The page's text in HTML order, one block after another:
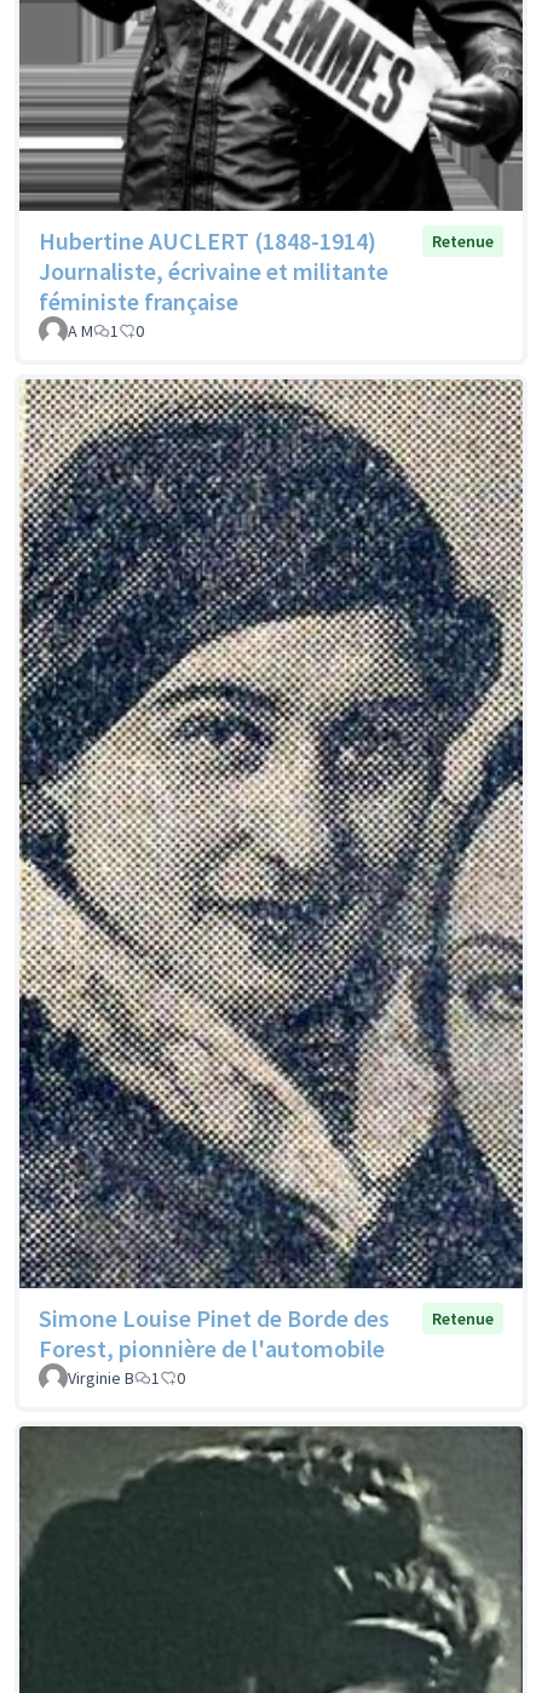
Hubertine AUCLERT (1848-1914)
Journaliste, écrivaine et militante
féministe française
Retenue
A M 1 0
Simone Louise Pinet de Borde des
Forest, pionnière de l'automobile
Retenue
Virginie B 1 0